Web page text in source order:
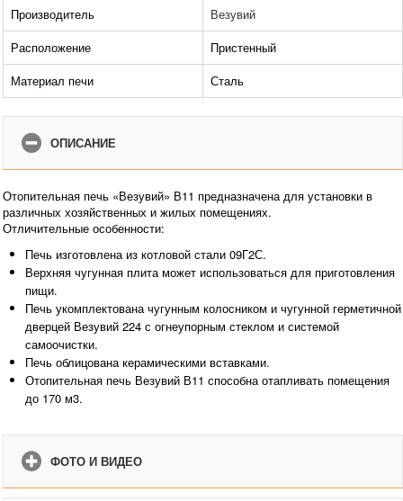
Производитель
Везувий
Расположение
Пристенный
Материал печи
Сталь
ОПИСАНИЕ
Отопительная печь «Везувий» В11 предназначена для установки в
различных хозяйственных и жилых помещениях.
Отличительные особенности:
Печь изготовлена из котловой стали 09Г2С.
Верхняя чугунная плита может использоваться для приготовления
пищи.
Печь укомплектована чугунным колосником и чугунной герметичной
дверцей Везувий 224 с огнеупорным стеклом и системой
самоочистки.
Печь облицована керамическими вставками.
Отопительная печь Везувий В11 способна отапливать помещения
до 170 м3.
ФОТО И ВИДЕО